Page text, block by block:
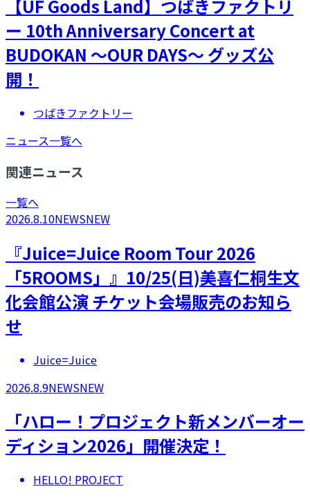
【UF Goods Land】つばきファクトリ
ー 10th Anniversary Concert at
BUDOKAN ～OUR DAYS～ グッズ公
開！
つばきファクトリー
ニュース一覧へ
関連ニュース
一覧へ
2026.8.10NEWSNEW
『Juice=Juice Room Tour 2026
「5ROOMS」』10/25(日)美喜仁桐生文
化会館公演 チケット会場販売のお知ら
せ
Juice=Juice
2026.8.9NEWSNEW
「ハロー！プロジェクト新メンバーオー
ディション2026」開催決定！
HELLO! PROJECT